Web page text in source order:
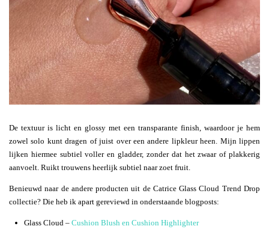
De textuur is licht en glossy met een transparante finish, waardoor je hem
zowel solo kunt dragen of juist over een andere lipkleur heen. Mijn lippen
lijken hiermee subtiel voller en gladder, zonder dat het zwaar of plakkerig
aanvoelt. Ruikt trouwens heerlijk subtiel naar zoet fruit.
Benieuwd naar de andere producten uit de Catrice Glass Cloud Trend Drop
collectie? Die heb ik apart gereviewd in onderstaande blogposts:
Glass Cloud – Cushion Blush en Cushion Highlighter